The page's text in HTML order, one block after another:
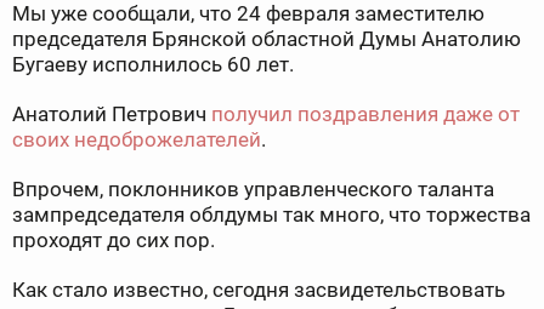
Мы уже сообщали, что 24 февраля заместителю
председателя Брянской областной Думы Анатолию
Бугаеву исполнилось 60 лет.
Анатолий Петрович получил поздравления даже от
своих недоброжелателей.
Впрочем, поклонников управленческого таланта
зампредседателя облдумы так много, что торжества
проходят до сих пор.
Как стало известно, сегодня засвидетельствовать